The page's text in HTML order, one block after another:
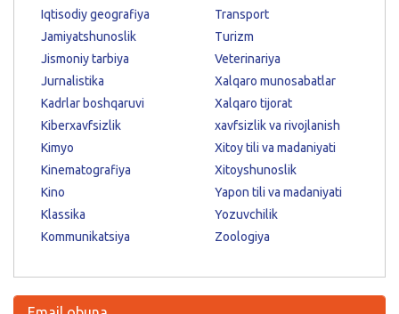
Iqtisodiy geografiya
Jamiyatshunoslik
Jismoniy tarbiya
Jurnalistika
Kadrlar boshqaruvi
Kiberxavfsizlik
Kimyo
Kinematografiya
Kino
Klassika
Kommunikatsiya
Transport
Turizm
Veterinariya
Xalqaro munosabatlar
Xalqaro tijorat
xavfsizlik va rivojlanish
Xitoy tili va madaniyati
Xitoyshunoslik
Yapon tili va madaniyati
Yozuvchilik
Zoologiya